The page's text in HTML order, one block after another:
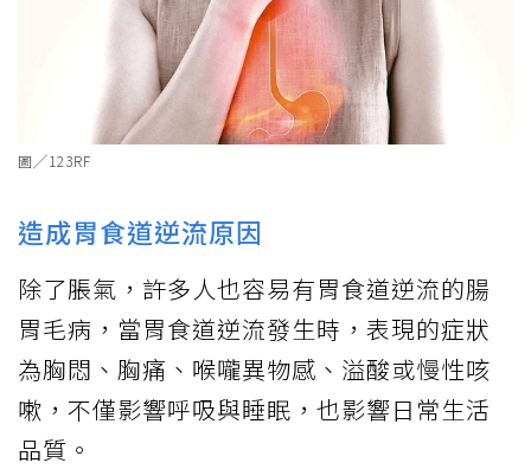
圖╱123RF
造成胃食道逆流原因
除了脹氣，許多人也容易有胃食道逆流的腸
胃毛病，當胃食道逆流發生時，表現的症狀
為胸悶、胸痛、喉嚨異物感、溢酸或慢性咳
嗽，不僅影響呼吸與睡眠，也影響日常生活
品質。